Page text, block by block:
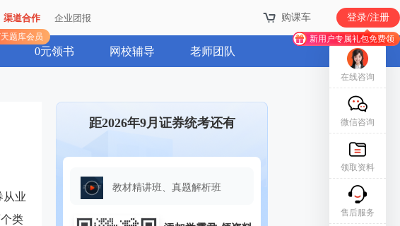
题库会员
渠道合作 企业团报 购课车 登录/注册
新用户专属礼包免费领
0元领书 网校辅导 老师团队
从业
类
距2026年9月证券统考还有
教材精讲班、真题解析班
在线咨询
微信咨询
领取资料
售后服务